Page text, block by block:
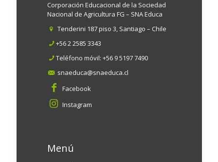
Corporación Educacional de la Sociedad
Nacional de Agricultura FG – SNA Educa
Tenderini 187 piso 3, Santiago – Chile
+56 2 2585 3343
Teléfono móvil: +56 9 5197 7490
snaeduca@snaeduca.cl
Facebook
Instagram
Menú